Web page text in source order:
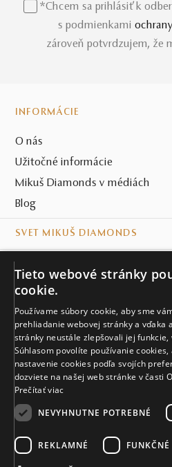
*Chcem sa prihlásiť k
s podmienkami
zároveň potvrdzujem, že
INFORMÁCIE
O nás
Užitočné informácie
Mikuš Diamonds v médiách
Blog
SVET MIKUŠ DIAMONDS
KONTAKT
Naše klenotníctva
Sídlo spoločnosti
© MIKUŠ DIAMONDS, A.S. 2026.
Tieto webové stránky
cookie.
Používame súbory cookie, aby sme
prehliadanie webovej stránky a vďaka
stránky neustále zlepšovali jej
Súhlasom povolíte používanie
nastavenie cookies podľa svojích
dozviete na našej web stránke v časti
Prečítať viac
NEVYHNUTNE POTREBNÉ
REKLAMNÉ FUNKČNÉ